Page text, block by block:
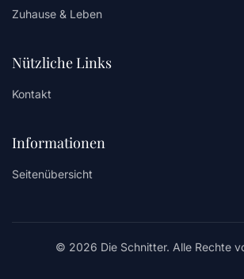
Zuhause & Leben
Nützliche Links
Kontakt
Informationen
Seitenübersicht
© 2026 Die Schnitter. Alle Rechte